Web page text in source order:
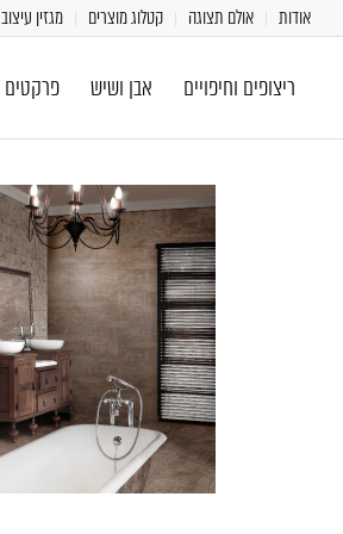
אודות אולם תצוגה קטלוג מוצרים מגזין עיצוב
ריצופים וחיפויים אבן ושיש פרקטים